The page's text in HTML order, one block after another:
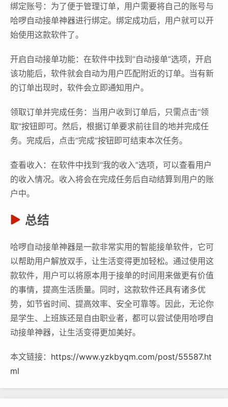
绑定账号：为了便于管理订单，用户需要将自己的账号与
哈啰自动接单神器进行绑定。绑定成功后，用户就可以开
始使用这款软件了。
开启自动接单功能：在软件中找到“自动接单”选项，开启
该功能后，软件就会自动为用户匹配附近的订单。当有新
的订单出现时，软件会立即通知用户。
领取订单并完成任务：当用户收到订单后，只需点击“领
取”按钮即可。然后，根据订单要求前往目的地并完成任
务。完成后，点击“完成”按钮即可结束本次任务。
查看收入：在软件中找到“我的收入”选项，可以查看用户
的收入情况。收入将会在完成任务后自动结算到用户的账
户中。
总结
哈啰自动接单神器是一款非常实用的智能接单软件，它可
以帮助用户解放双手，让生活变得更加轻松。通过使用这
款软件，用户可以将原本用于接单的时间用来做更有价值
的事情，提高生活质量。同时，这款软件还具有诸多优
势，如节省时间、提高效率、安全可靠等。因此，无论你
是学生、上班族还是自由职业者，都可以尝试使用哈啰自
动接单神器，让生活变得更加美好。
本文链接： https://www.yzkbyqm.com/post/55587.ht
ml